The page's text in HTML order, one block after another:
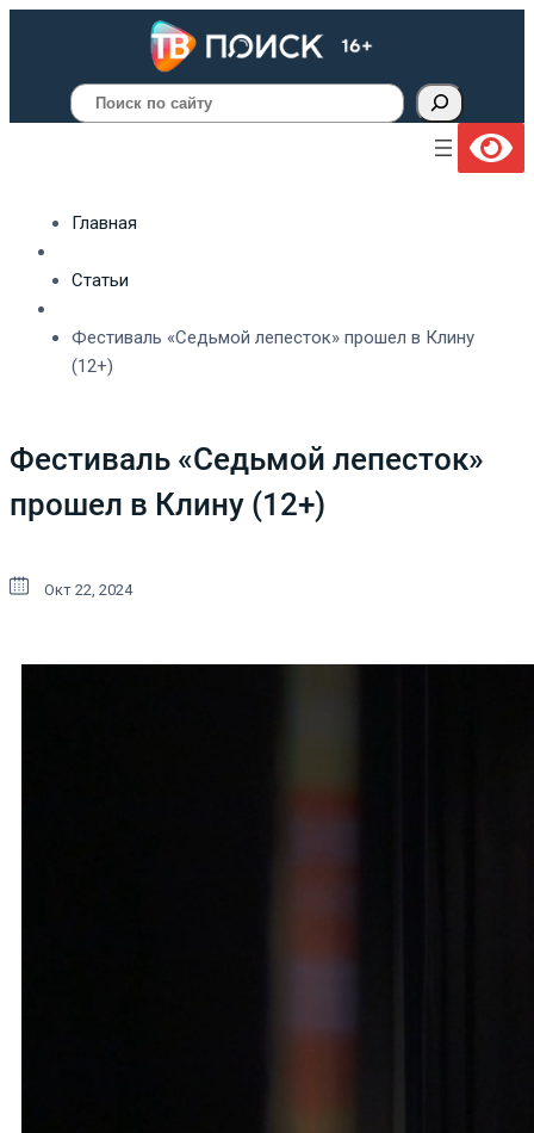
Поиск
Главная
Статьи
Фестиваль «Седьмой лепесток» прошел в Клину
(12+)
Фестиваль «Седьмой лепесток»
прошел в Клину (12+)
Окт 22, 2024